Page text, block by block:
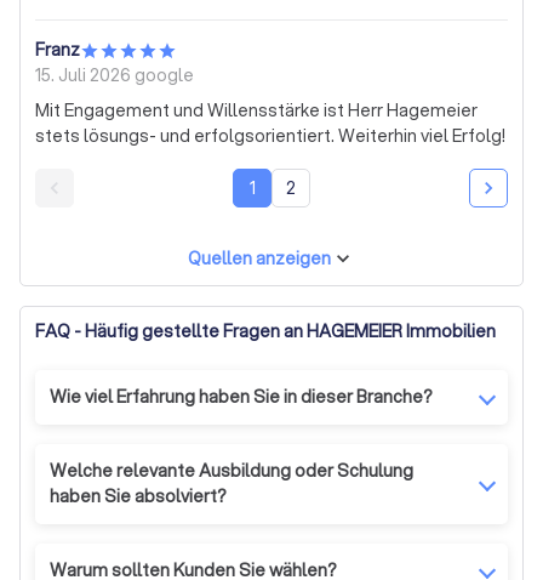
Franz
15. Juli 2026 google
Mit Engagement und Willensstärke ist Herr Hagemeier
stets lösungs- und erfolgsorientiert. Weiterhin viel Erfolg!
1 2
Quellen anzeigen
FAQ - Häufig gestellte Fragen an HAGEMEIER Immobilien
Wie viel Erfahrung haben Sie in dieser Branche?
Fokus auf den Verkaufsprozess, sondern berate und
begleite umfassend zum gesamten
Welche relevante Ausbildung oder Schulung
haben Sie absolviert?
Weiterbildungen. Zusätzlich bin ich staatlich gepr.
Warum sollten Kunden Sie wählen?